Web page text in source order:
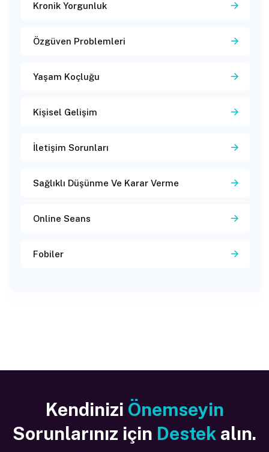
Kronik Yorgunluk
Özgüven Problemleri
Yaşam Koçluğu
Kişisel Gelişim
İletişim Sorunları
Sağlıklı Düşünme Ve Karar Verme
Online Seans
Fobiler
Kendinizi Önemseyin
Sorunlarınız için Destek alın.